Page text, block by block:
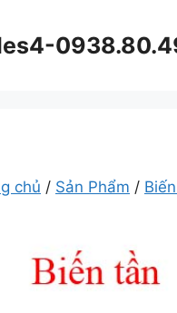
chủ / Sản Phẩm /